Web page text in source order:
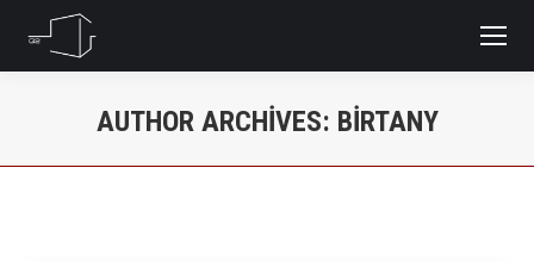
AUTHOR ARCHIVES: BIRTANY